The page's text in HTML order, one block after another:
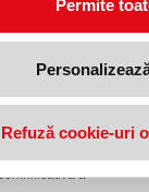
Permite
Refuză cookie-uri
esențială, dacă
Un astfel de
și îmbunătățirea
îți permite
a